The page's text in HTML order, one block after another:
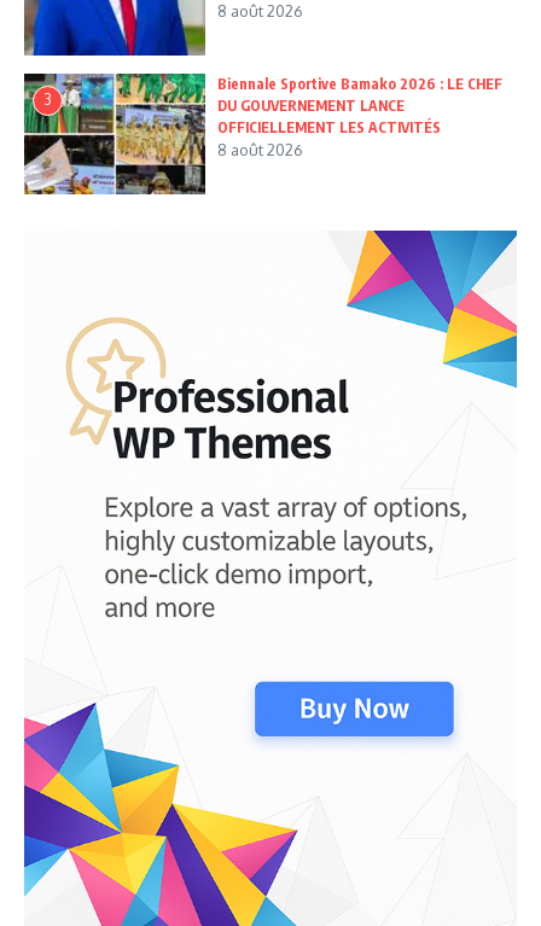
8 août 2026
3
Biennale Sportive Bamako 2026 : LE CHEF
DU GOUVERNEMENT LANCE
OFFICIELLEMENT LES ACTIVITÉS
8 août 2026